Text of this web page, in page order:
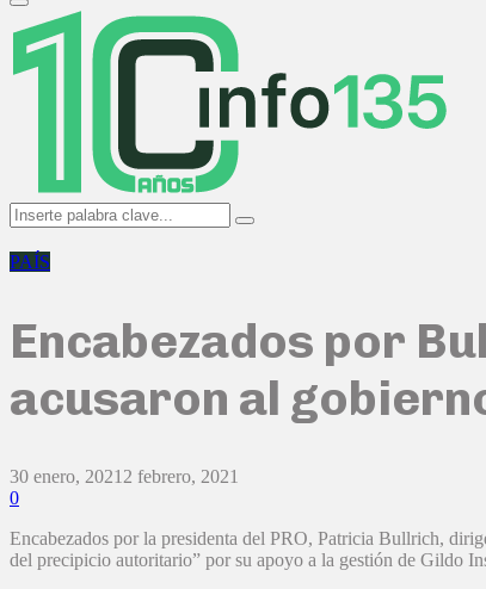
Primary
Menu
Search
for:
Search
PAÍS
Encabezados por
acusaron al
30 enero, 2021 2 febrero, 2021
0
Encabezados por la presidenta del PRO, Patricia Bullrich,
del precipicio autoritario” por su apoyo a la gestión de Gildo